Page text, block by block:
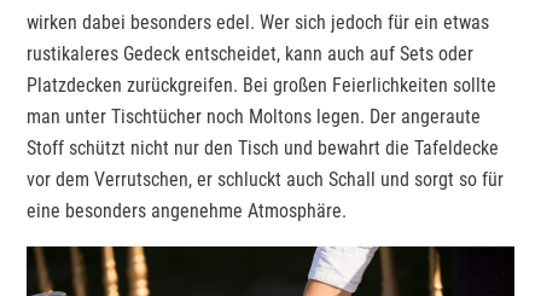
wirken dabei besonders edel. Wer sich jedoch für ein etwas
rustikaleres Gedeck entscheidet, kann auch auf Sets oder
Platzdecken zurückgreifen. Bei großen Feierlichkeiten sollte
man unter Tischtücher noch Moltons legen. Der angeraute
Stoff schützt nicht nur den Tisch und bewahrt die Tafeldecke
vor dem Verrutschen, er schluckt auch Schall und sorgt so für
eine besonders angenehme Atmosphäre.